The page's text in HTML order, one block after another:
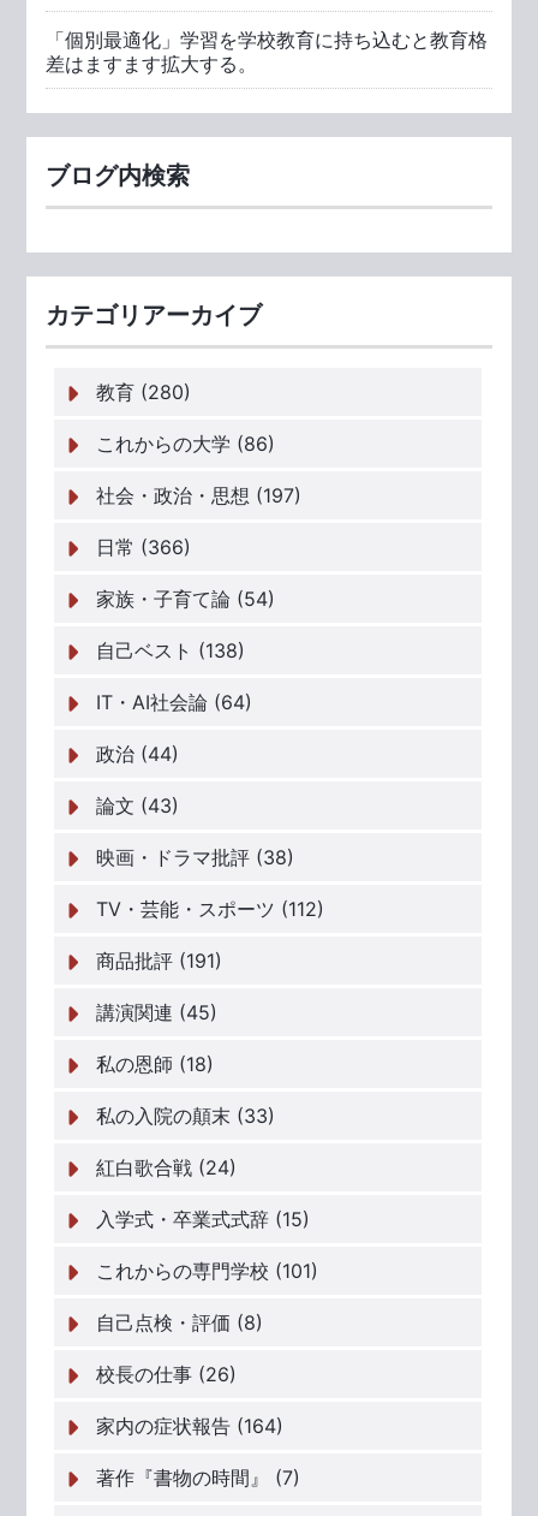
「個別最適化」学習を学校教育に持ち込むと教育格
差はますます拡大する。
ブログ内検索
カテゴリアーカイブ
教育 (280)
これからの大学 (86)
社会・政治・思想 (197)
日常 (366)
家族・子育て論 (54)
自己ベスト (138)
IT・AI社会論 (64)
政治 (44)
論文 (43)
映画・ドラマ批評 (38)
TV・芸能・スポーツ (112)
商品批評 (191)
講演関連 (45)
私の恩師 (18)
私の入院の顛末 (33)
紅白歌合戦 (24)
入学式・卒業式式辞 (15)
これからの専門学校 (101)
自己点検・評価 (8)
校長の仕事 (26)
家内の症状報告 (164)
著作『書物の時間』 (7)